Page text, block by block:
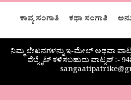
ಕಾವ್ಯ ಸಂಗಾತಿ ಕಥಾ ಸಂಗಾತಿ
ನಿಮ್ಮ ಲೇಖನಗಳನ್ನು ಇ-ಮೇಲ್ ಅಥವಾ
ವೆಬ್ಸೈಟ್ ಕಳಿಸಬಹುದು ವಾಟ್ಸಪ್‌ :-